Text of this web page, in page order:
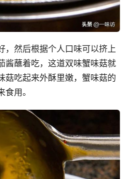
，然后根据个人口味可以挤上
酱蘸着吃，这道双味蟹味菇就
菇吃起来外酥里嫩，蟹味菇的
用。